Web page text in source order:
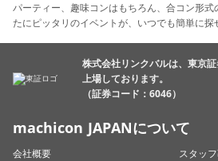
パーティー、趣味コンはもちろん、合コン形
たにピッタリのイベントが、いつでも簡単に探
株式会社リンクバルは、東京
上場しております。
（証券コード：6046）
machicon JAPANについて
会社概要
スタッ